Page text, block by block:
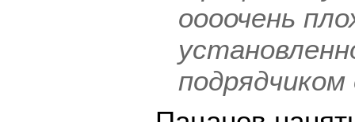
оооочень
подрядчиком